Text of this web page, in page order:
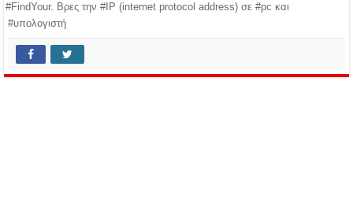
#FindYour. Βρες την #IP (internet protocol address) σε #pc και
#υπολογιστή